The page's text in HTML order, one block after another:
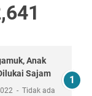
Anak
Sajam
Tidak ada